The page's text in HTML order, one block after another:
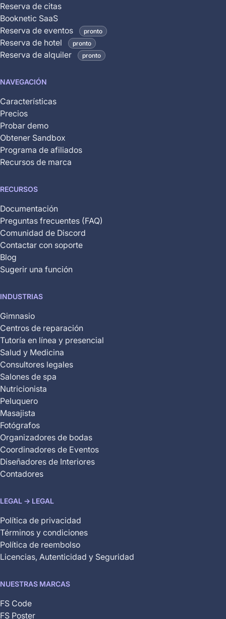
is
coming
soon
and
is
yet
available
Reserva de citas
Booknetic SaaS
Reserva de eventos
pronto
Reserva de hotel pronto
Reserva de alquiler pronto
NAVEGACIÓN
Características
Precios
Probar demo
Obtener Sandbox
Programa de afiliados
Recursos de marca
RECURSOS
Documentación
Preguntas frecuentes (FAQ)
Comunidad de Discord
Contactar con soporte
Blog
Sugerir una función
INDUSTRIAS
Gimnasio
Centros de reparación
Tutoría en línea y presencial
Salud y Medicina
Consultores legales
Salones de spa
Nutricionista
Peluquero
Masajista
Fotógrafos
Organizadores de bodas
Coordinadores de Eventos
Diseñadores de Interiores
Contadores
LEGAL -> LEGAL
Política de privacidad
Términos y condiciones
Política de reembolso
Licencias, Autenticidad y Seguridad
NUESTRAS MARCAS
FS Code
FS Poster